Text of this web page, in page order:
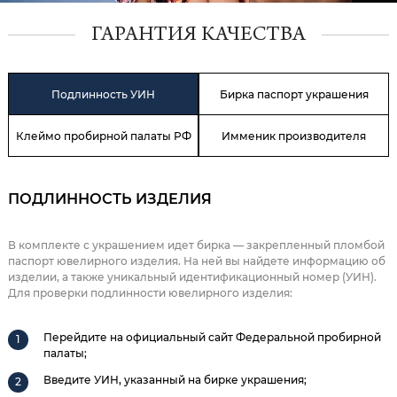
ГАРАНТИЯ КАЧЕСТВА
Подлинность УИН Бирка паспорт украшения
Клеймо пробирной палаты РФ Имменик производителя
ПОДЛИННОСТЬ ИЗДЕЛИЯ
В комплекте с украшением идет бирка — закрепленный пломбой
паспорт ювелирного изделия. На ней вы найдете информацию об
изделии, а также уникальный идентификационный номер (УИН).
Для проверки подлинности ювелирного изделия:
Перейдите на официальный сайт Федеральной пробирной
палаты;
Введите УИН, указанный на бирке украшения;